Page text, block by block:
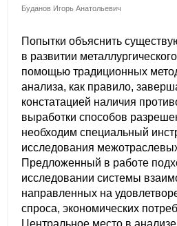
Буданов Игорь Анатольевич
Попытки объяснить
в развитии
помощью традиционных
анализа, как правило,
констатацией наличия
выработки способов
необходим специальный
исследования
Предложенный в работе
исследовании системы
направленных на
спроса, экономических
Центральное место в